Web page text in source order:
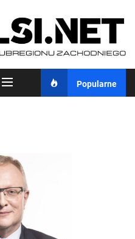
Popularne